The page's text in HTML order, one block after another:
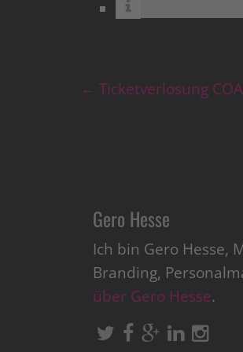
← Ticketverlosung
Gero Hesse
Ich bin Gero Hesse,
Branding,
über Gero Hesse.